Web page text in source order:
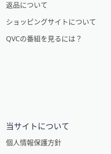
返品について
ショッピングサイトについて
QVCの番組を見るには？
当サイトについて
個人情報保護方針